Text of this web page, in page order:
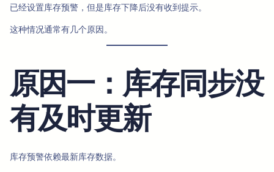
已经设置库存预警，但是库存下降后没有收到提示。
这种情况通常有几个原因。
原因一：库存同步没
有及时更新
库存预警依赖最新库存数据。